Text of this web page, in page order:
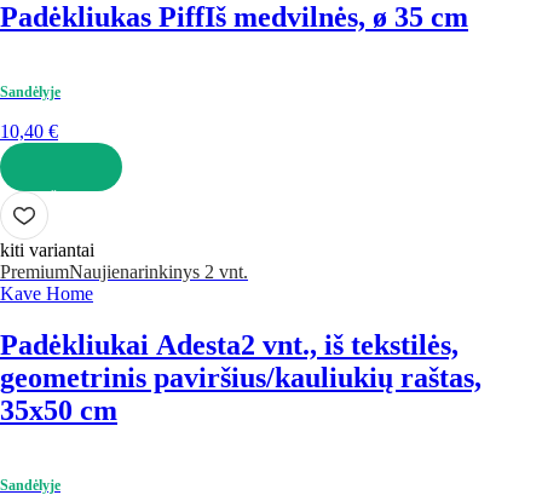
Padėkliukas PiffIš medvilnės, ø 35 cm
Sandėlyje
10,40 €
Į KREPŠELĮ
kiti variantai
PremiumNaujienarinkinys 2 vnt.
Kave Home
Padėkliukai Adesta2 vnt., iš tekstilės,
geometrinis paviršius/kauliukių raštas,
35x50 cm
Sandėlyje